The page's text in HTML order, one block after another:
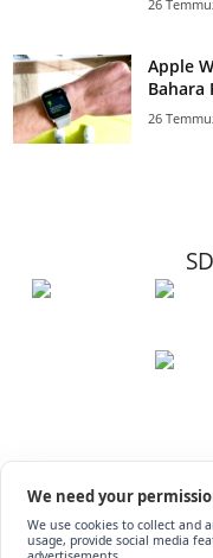
26
Apple
Bahara
26